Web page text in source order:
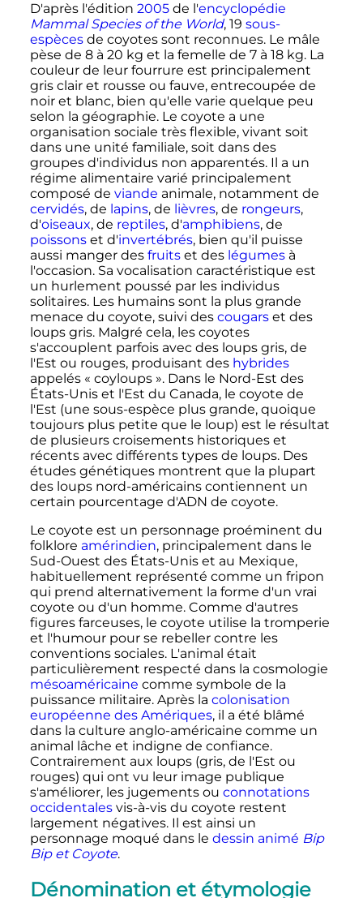
D'après l'édition 2005de l'encyclopédie
Mammal Species of the World, 19 sous-
espècesde coyotes sont reconnues. Le mâle
pèse de 8 à 20 kg et la femelle de 7 à 18 kg. La
couleur de leur fourrure est principalement
gris clair et rousse ou fauve, entrecoupée de
noir et blanc, bien qu'elle varie quelque peu
selon la géographie. Le coyote a une
organisation sociale très flexible, vivant soit
dans une unité familiale, soit dans des
groupes d'individus non apparentés. Il a un
régime alimentaire varié principalement
composé de viande animale, notamment de
cervidés, de lapins, de lièvres, de rongeurs,
d'oiseaux, de reptiles, d'amphibiens, de
poissonset d'invertébrés, bien qu'il puisse
aussi manger des fruitset des légumesà
l'occasion. Sa vocalisation caractéristique est
un hurlement poussé par les individus
solitaires. Les humains sont la plus grande
menace du coyote, suivi des cougarset des
loups gris. Malgré cela, les coyotes
s'accouplent parfois avec des loups gris, de
l'Est ou rouges, produisant des hybrides
appelés « coyloups ». Dans le Nord-Est des
États-Unis et l'Est du Canada, le coyote de
l'Est (une sous-espèce plus grande, quoique
toujours plus petite que le loup) est le résultat
de plusieurs croisements historiques et
récents avec différents types de loups. Des
études génétiques montrent que la plupart
des loups nord-américains contiennent un
certain pourcentage d'ADN de coyote.
Le coyote est un personnage proéminent du
folklore amérindien, principalement dans le
Sud-Ouest des États-Unis et au Mexique,
habituellement représenté comme un fripon
qui prend alternativement la forme d'un vrai
coyote ou d'un homme. Comme d'autres
figures farceuses, le coyote utilise la tromperie
et l'humour pour se rebeller contre les
conventions sociales. L'animal était
particulièrement respecté dans la cosmologie
mésoaméricaine comme symbole de la
puissance militaire. Après la colonisation
européenne des Amériques, il a été blâmé
dans la culture anglo-américaine comme un
animal lâche et indigne de confiance.
Contrairement aux loups (gris, de l'Est ou
rouges) qui ont vu leur image publique
s'améliorer, les jugements ou connotations
occidentalesvis-à-vis du coyote restent
largement négatives. Il est ainsi un
personnage moqué dans le dessin animé Bip
Bip et Coyote.
Dénomination et étymologie